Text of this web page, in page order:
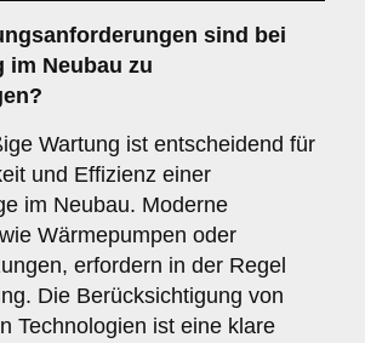
sind bei
im Neubau zu
Wartung ist entscheidend für
und Effizienz einer
im Neubau. Moderne
Wärmepumpen oder
erfordern in der Regel
Die Berücksichtigung von
Technologien ist eine klare